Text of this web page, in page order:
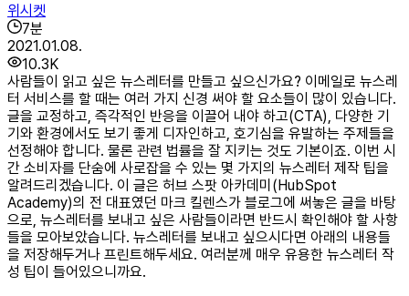
위시켓
7분
2021.01.08.
10.3K
사람들이 읽고 싶은 뉴스레터를 만들고 싶으신가요? 이메일로 뉴스레
터 서비스를 할 때는 여러 가지 신경 써야 할 요소들이 많이 있습니다.
글을 교정하고, 즉각적인 반응을 이끌어 내야 하고(CTA), 다양한 기
기와 환경에서도 보기 좋게 디자인하고, 호기심을 유발하는 주제들을
선정해야 합니다. 물론 관련 법률을 잘 지키는 것도 기본이죠. 이번 시
간 소비자를 단숨에 사로잡을 수 있는 몇 가지의 뉴스레터 제작 팁을
알려드리겠습니다. 이 글은 허브 스팟 아카데미(HubSpot
Academy)의 전 대표였던 마크 킬렌스가 블로그에 써놓은 글을 바탕
으로, 뉴스레터를 보내고 싶은 사람들이라면 반드시 확인해야 할 사항
들을 모아보았습니다. 뉴스레터를 보내고 싶으시다면 아래의 내용들
을 저장해두거나 프린트해두세요. 여러분께 매우 유용한 뉴스레터 작
성 팁이 들어있으니까요.